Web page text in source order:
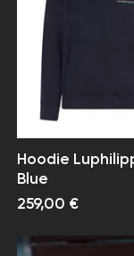
Hoodie
Blue
259,00 €